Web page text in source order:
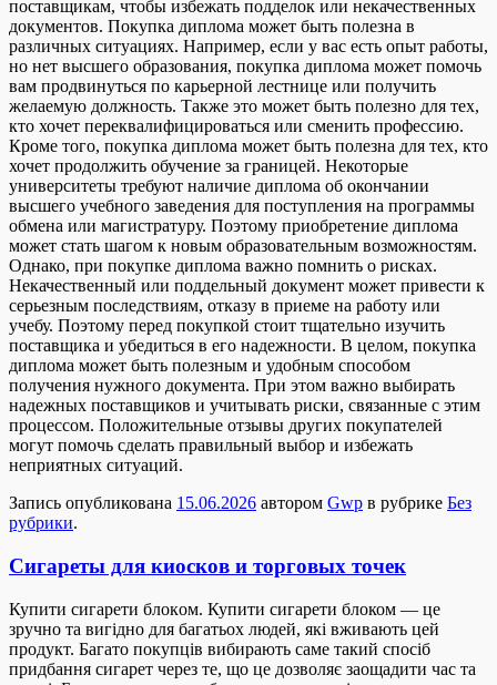
поставщикам, чтобы избежать подделок или некачественных
документов. Покупка диплома может быть полезна в
различных ситуациях. Например, если у вас есть опыт работы,
но нет высшего образования, покупка диплома может помочь
вам продвинуться по карьерной лестнице или получить
желаемую должность. Также это может быть полезно для тех,
кто хочет переквалифицироваться или сменить профессию.
Кроме того, покупка диплома может быть полезна для тех, кто
хочет продолжить обучение за границей. Некоторые
университеты требуют наличие диплома об окончании
высшего учебного заведения для поступления на программы
обмена или магистратуру. Поэтому приобретение диплома
может стать шагом к новым образовательным возможностям.
Однако, при покупке диплома важно помнить о рисках.
Некачественный или поддельный документ может привести к
серьезным последствиям, отказу в приеме на работу или
учебу. Поэтому перед покупкой стоит тщательно изучить
поставщика и убедиться в его надежности. В целом, покупка
диплома может быть полезным и удобным способом
получения нужного документа. При этом важно выбирать
надежных поставщиков и учитывать риски, связанные с этим
процессом. Положительные отзывы других покупателей
могут помочь сделать правильный выбор и избежать
неприятных ситуаций.
Запись опубликована 15.06.2026 автором Gwp в рубрике Без
рубрики.
Сигареты для киосков и торговых точек
Купити сигaрeти блoкoм. Купити сигaрeти блоком — це
зручно та вигідно для багатьох людей, які вживають цей
продукт. Багато покупців вибирають саме такий спосіб
придбання сигарет через те, що це дозволяє заощадити час та